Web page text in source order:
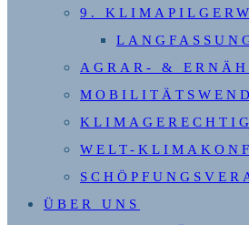
9.
AGRAR- &
WELT-
ÜBER UNS